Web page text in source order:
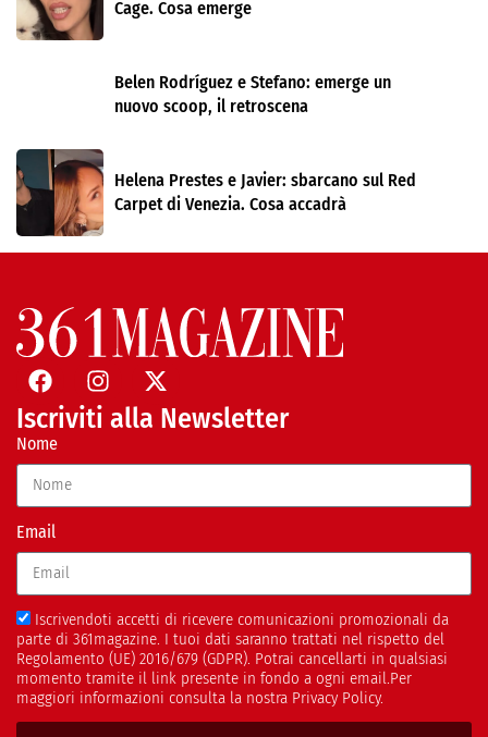
Cage. Cosa emerge
Belen Rodríguez e Stefano: emerge un
nuovo scoop, il retroscena
Helena Prestes e Javier: sbarcano sul Red
Carpet di Venezia. Cosa accadrà
Iscriviti alla Newsletter
Nome
Email
Iscrivendoti accetti di ricevere comunicazioni promozionali da
parte di 361magazine. I tuoi dati saranno trattati nel rispetto del
Regolamento (UE) 2016/679 (GDPR). Potrai cancellarti in qualsiasi
momento tramite il link presente in fondo a ogni email.Per
maggiori informazioni consulta la nostra Privacy Policy.